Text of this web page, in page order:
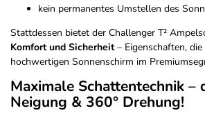
kein permanentes Umstellen des
Stattdessen bietet der Challenger T²
Komfort und Sicherheit– Eigenschaften,
hochwertigen Sonnenschirm im
Maximale Schattentechnik –
Neigung & 360° Drehung!